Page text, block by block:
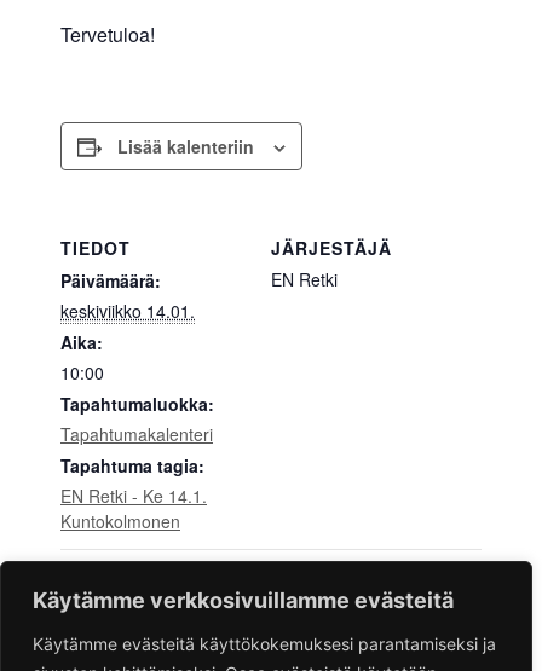
Käytämme verkkosivuillamme evästeitä
Käytämme evästeitä käyttökokemuksesi parantamiseksi ja
Tervetuloa!
Lisää kalenteriin
TIEDOT
Päivämäärä:
keskiviikko 14.01.
Aika:
10:00
Tapahtumaluokka:
Tapahtumakalenteri
Tapahtuma tagia:
EN Retki - Ke 14.1.
Kuntokolmonen
JÄRJESTÄJÄ
EN Retki
tiistaina 13. tammikuuta klo 13-17
Salt Path 18.1.